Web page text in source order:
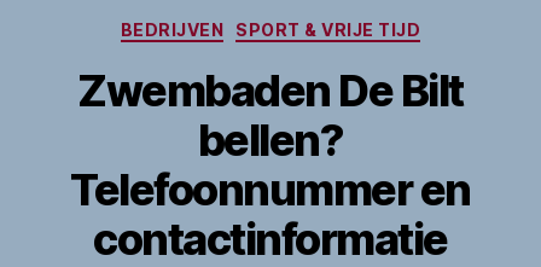
Categorieën
BEDRIJVEN SPORT & VRIJE TIJD
Zwembaden De Bilt
bellen?
Telefoonnummer en
contactinformatie